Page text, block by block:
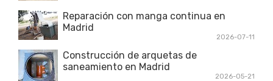
Reparación con manga continua en
Madrid
2026-07-11
Construcción de arquetas de
saneamiento en Madrid
2026-05-21